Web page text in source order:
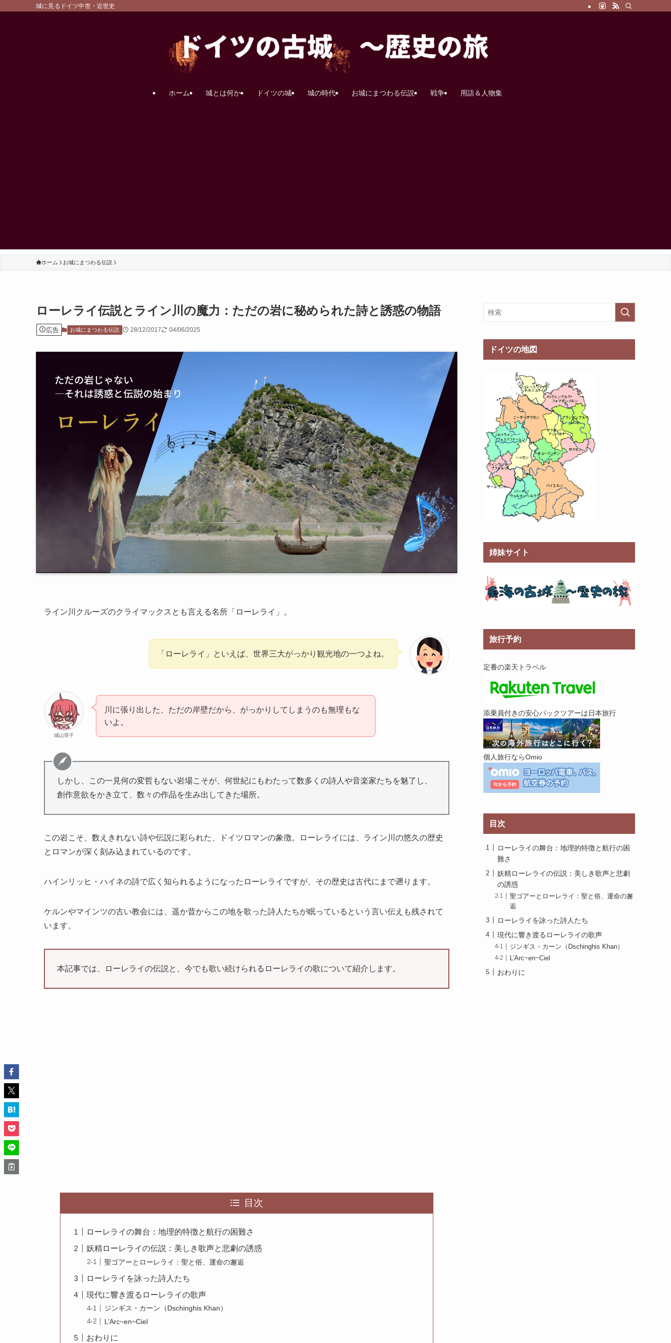
城に見るドイツ中世・近世史
ホーム 城とは何か ドイツの城 城の時代 お城にまつわる伝説 戦争 用語＆人物集
ホーム お城にまつわる伝説
ローレライ伝説とライン川の魔力：ただの岩に秘められた詩と誘惑の物語
広告 お城にまつわる伝説 28/12/2017 04/06/2025
ライン川クルーズのクライマックスとも言える名所「ローレライ」。
「ローレライ」といえば、世界三大がっかり観光地の一つよね。
城山塔子
川に張り出した、ただの岸壁だから、がっかりしてしまうのも無理もな
いよ。
しかし、この一見何の変哲もない岩場こそが、何世紀にもわたって数多くの詩人や音楽家たちを魅了し、
創作意欲をかき立て、数々の作品を生み出してきた場所。
この岩こそ、数えきれない詩や伝説に彩られた、ドイツロマンの象徴。ローレライには、ライン川の悠久の歴史
とロマンが深く刻み込まれているのです。
ハインリッヒ・ハイネの詩で広く知られるようになったローレライですが、その歴史は古代にまで遡ります。
ケルンやマインツの古い教会には、遥か昔からこの地を歌った詩人たちが眠っているという言い伝えも残されて
います。
本記事では、ローレライの伝説と、今でも歌い続けられるローレライの歌について紹介します。
目次
ローレライの舞台：地理的特徴と航行の困難さ
妖精ローレライの伝説：美しき歌声と悲劇の誘惑
聖ゴアーとローレライ：聖と俗、運命の邂逅
ローレライを詠った詩人たち
現代に響き渡るローレライの歌声
ジンギス・カーン（Dschinghis Khan）
L’Arc~en~Ciel
おわりに
ドイツの地図
姉妹サイト
旅行予約
定番の楽天トラベル
添乗員付きの安心パックツアーは日本旅行
個人旅行ならOmio
目次
ローレライの舞台：地理的特徴と航行の困
難さ
妖精ローレライの伝説：美しき歌声と悲劇
の誘惑
聖ゴアーとローレライ：聖と俗、運命の邂
逅
ローレライを詠った詩人たち
現代に響き渡るローレライの歌声
ジンギス・カーン（Dschinghis Khan）
L’Arc~en~Ciel
おわりに